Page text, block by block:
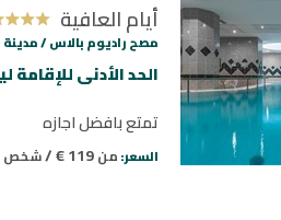
أيام العافية
مصح راديوم بالاس /
الحد الأدنى للإقامة
تمتع بافضل اجازه
السعر: من119 € / شخص